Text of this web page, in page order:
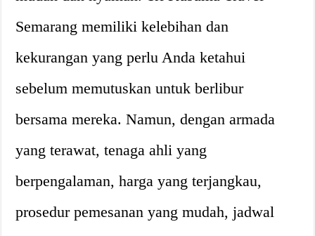
Semarang memiliki kelebihan dan
kekurangan yang perlu Anda ketahui
sebelum memutuskan untuk berlibur
bersama mereka. Namun, dengan armada
yang terawat, tenaga ahli yang
berpengalaman, harga yang terjangkau,
prosedur pemesanan yang mudah, jadwal